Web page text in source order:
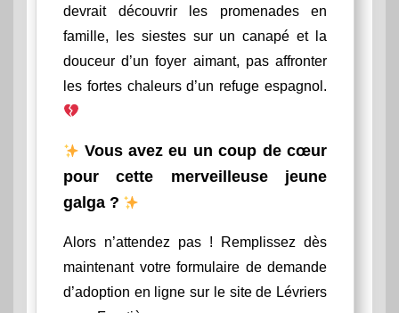
devrait découvrir les promenades en
famille, les siestes sur un canapé et la
douceur d’un foyer aimant, pas affronter
les fortes chaleurs d’un refuge espagnol.
Vous avez eu un coup de cœur
pour cette merveilleuse jeune
galga ?
Alors n’attendez pas ! Remplissez dès
maintenant votre formulaire de demande
d’adoption en ligne sur le site de Lévriers